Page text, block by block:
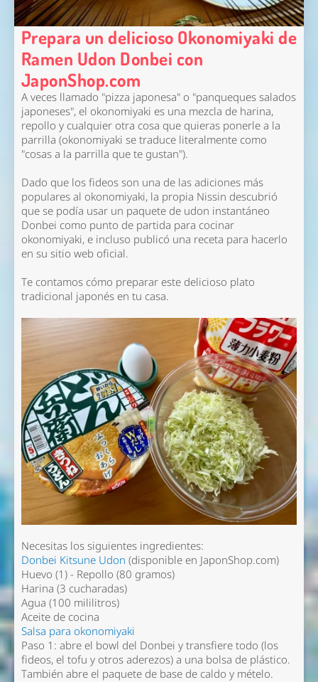
Prepara un delicioso Okonomiyaki de
Ramen Udon Donbei con
JaponShop.com
A veces llamado "pizza japonesa" o "panqueques salados
japoneses", el okonomiyaki es una mezcla de harina,
repollo y cualquier otra cosa que quieras ponerle a la
parrilla (okonomiyaki se traduce literalmente como
"cosas a la parrilla que te gustan").
Dado que los fideos son una de las adiciones más
populares al okonomiyaki, la propia Nissin descubrió
que se podía usar un paquete de udon instantáneo
Donbei como punto de partida para cocinar
okonomiyaki, e incluso publicó una receta para hacerlo
en su sitio web oficial.
Te contamos cómo preparar este delicioso plato
tradicional japonés en tu casa.
Necesitas los siguientes ingredientes:
Donbei Kitsune Udon (disponible en JaponShop.com)
Huevo (1) - Repollo (80 gramos)
Harina (3 cucharadas)
Agua (100 mililitros)
Aceite de cocina
Salsa para okonomiyaki
Paso 1: abre el bowl del Donbei y transfiere todo (los
fideos, el tofu y otros aderezos) a una bolsa de plástico.
También abre el paquete de base de caldo y mételo.